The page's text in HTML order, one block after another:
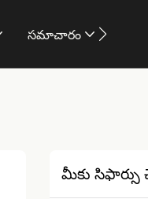
సమాచారం
మీకు